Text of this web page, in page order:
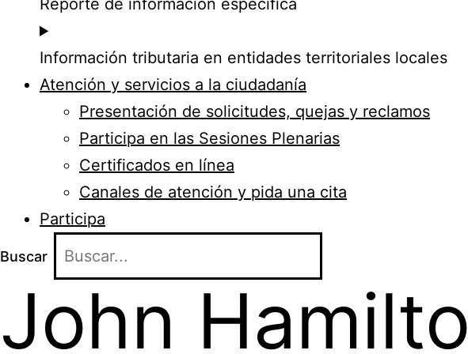
Reporte de información específica
Información tributaria en entidades territoriales locales
Atención y servicios a la ciudadanía
Presentación de solicitudes, quejas y reclamos
Participa en las Sesiones Plenarias
Certificados en línea
Canales de atención y pida una cita
Participa
Buscar
John